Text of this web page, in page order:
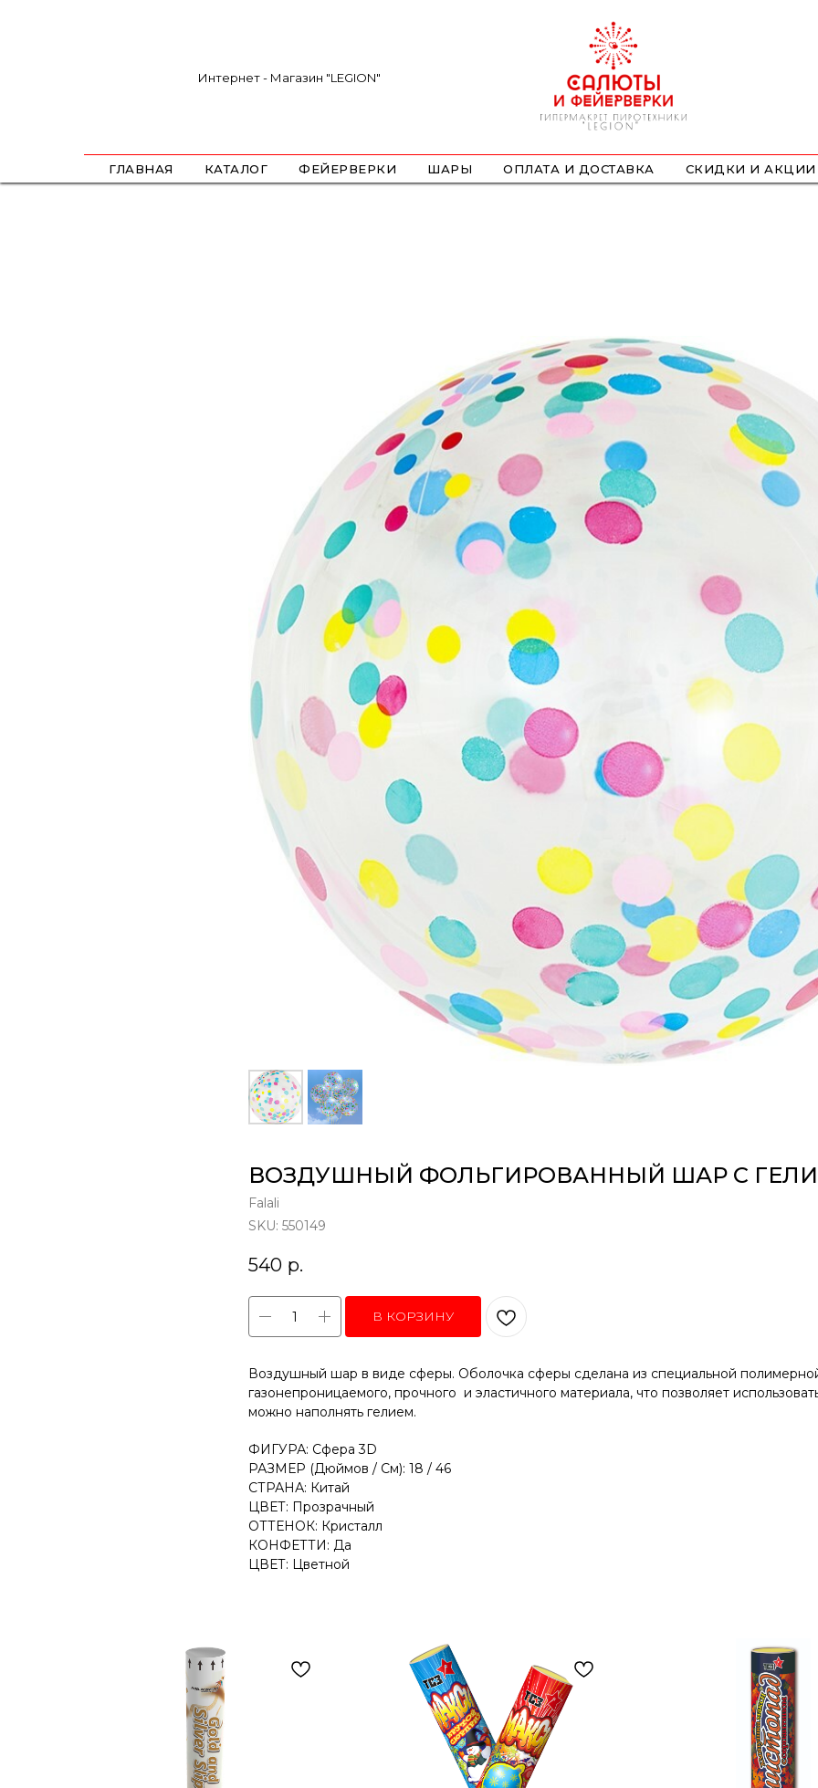
Интернет - Магазин "LEGION"
ГЛАВНАЯ КАТАЛОГ ФЕЙЕРВЕРКИ ШАРЫ ОПЛАТА И ДОСТАВКА СКИДКИ И АКЦИИ
ВОЗДУШНЫЙ ФОЛЬГИРОВАННЫЙ ШАР С
Falali
SKU: 550149
540 р.
В КОРЗИНУ
Воздушный шар в виде сферы. Оболочка сферы сделана из специальной
газонепроницаемого, прочного и эластичного материала, что позволяет
можно наполнять гелием.
ФИГУРА: Сфера 3D
РАЗМЕР (Дюймов / См): 18 / 46
СТРАНА: Китай
ЦВЕТ: Прозрачный
ОТТЕНОК: Кристалл
КОНФЕТТИ: Да
ЦВЕТ: Цветной